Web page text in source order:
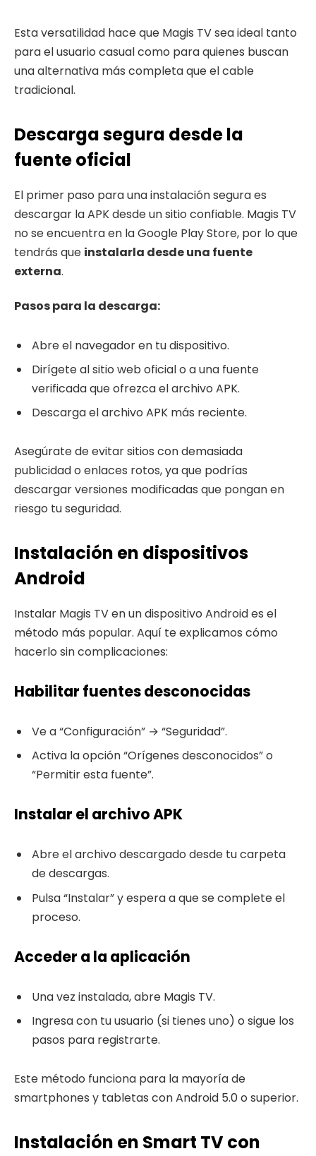
Esta versatilidad hace que Magis TV sea ideal tanto
para el usuario casual como para quienes buscan
una alternativa más completa que el cable
tradicional.
Descarga segura desde la
fuente oficial
El primer paso para una instalación segura es
descargar la APK desde un sitio confiable. Magis TV
no se encuentra en la Google Play Store, por lo que
tendrás que instalarla desde una fuente
externa.
Pasos para la descarga:
Abre el navegador en tu dispositivo.
Dirígete al sitio web oficial o a una fuente
verificada que ofrezca el archivo APK.
Descarga el archivo APK más reciente.
Asegúrate de evitar sitios con demasiada
publicidad o enlaces rotos, ya que podrías
descargar versiones modificadas que pongan en
riesgo tu seguridad.
Instalación en dispositivos
Android
Instalar Magis TV en un dispositivo Android es el
método más popular. Aquí te explicamos cómo
hacerlo sin complicaciones:
Habilitar fuentes desconocidas
Ve a “Configuración” → “Seguridad”.
Activa la opción “Orígenes desconocidos” o
“Permitir esta fuente”.
Instalar el archivo APK
Abre el archivo descargado desde tu carpeta
de descargas.
Pulsa “Instalar” y espera a que se complete el
proceso.
Acceder a la aplicación
Una vez instalada, abre Magis TV.
Ingresa con tu usuario (si tienes uno) o sigue los
pasos para registrarte.
Este método funciona para la mayoría de
smartphones y tabletas con Android 5.0 o superior.
Instalación en Smart TV con